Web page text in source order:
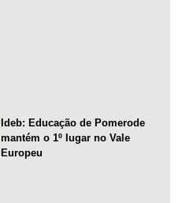
Ideb: Educação de Pomerode
mantém o 1º lugar no Vale
Europeu